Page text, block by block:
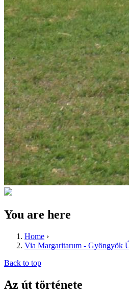
You are here
Home ›
Via Margaritarum - Gyöngyök
Back to top
Az út története